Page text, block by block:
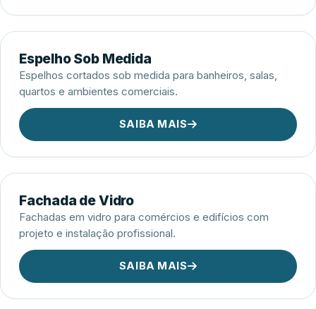
Espelho Sob Medida
Espelhos cortados sob medida para banheiros, salas,
quartos e ambientes comerciais.
SAIBA MAIS
Fachada de Vidro
Fachadas em vidro para comércios e edifícios com
projeto e instalação profissional.
SAIBA MAIS